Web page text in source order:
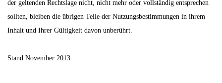
der geltenden Rechtslage nicht, nicht mehr oder vollständig entsprechen
sollten, bleiben die übrigen Teile der Nutzungsbestimmungen in ihrem
Inhalt und Ihrer Gültigkeit davon unberührt.
Stand November 2013